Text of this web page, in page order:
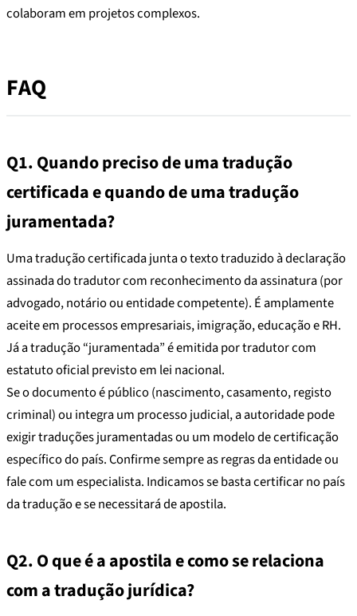
colaboram em projetos complexos.
FAQ
Q1. Quando preciso de uma tradução
certificada e quando de uma tradução
juramentada?
Uma tradução certificada junta o texto traduzido à declaração
assinada do tradutor com reconhecimento da assinatura (por
advogado, notário ou entidade competente). É amplamente
aceite em processos empresariais, imigração, educação e RH.
Já a tradução “juramentada” é emitida por tradutor com
estatuto oficial previsto em lei nacional.
Se o documento é público (nascimento, casamento, registo
criminal) ou integra um processo judicial, a autoridade pode
exigir traduções juramentadas ou um modelo de certificação
específico do país. Confirme sempre as regras da entidade ou
fale com um especialista. Indicamos se basta certificar no país
da tradução e se necessitará de apostila.
Q2. O que é a apostila e como se relaciona
com a tradução jurídica?